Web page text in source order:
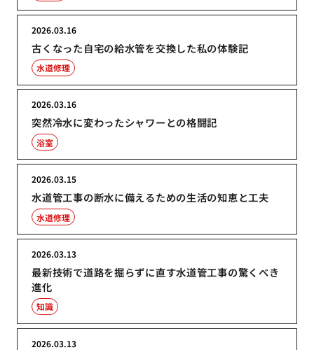
古くなった自宅の給水管を交換した私の体験記
2026.03.16
水道修理
突然冷水に変わったシャワーとの格闘記
2026.03.16
浴室
水道管工事の断水に備えるための生活の知恵と工夫
2026.03.15
水道修理
最新技術で道路を掘らずに直す水道管工事の驚くべき
進化
2026.03.13
知識
2026.03.13